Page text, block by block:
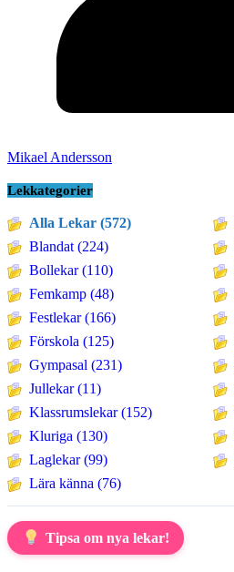
Mikael Andersson
Lekkategorier
Alla Lekar (572)
Blandat (224)
Bollekar (110)
Femkamp (48)
Festlekar (166)
Förskola (125)
Gympasal (231)
Jullekar (11)
Klassrumslekar (152)
Kluriga (130)
Laglekar (99)
Lära känna (76)
Tipsa om nya lekar!